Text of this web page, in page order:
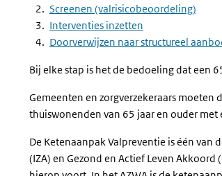
Screenen (valrisicobeoordeling)
Interventies inzetten
Doorverwijzen naar structureel
Bij elke stap is het de bedoeling dat een
Gemeenten en zorgverzekeraars
thuiswonenden van 65 jaar en ouder met
De Ketenaanpak Valpreventie is één
(IZA) en Gezond en Actief Leven Akkoord